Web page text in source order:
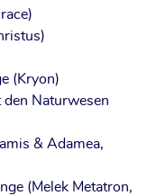
(Kryon)
den Natur­we­sen
& Ada­mea,
(Melek Metat­ron,